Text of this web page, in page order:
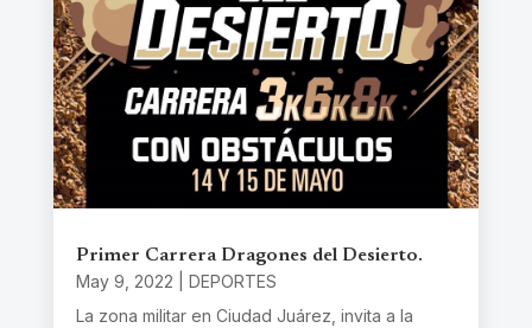
Primer Carrera Dragones del Desierto.
May 9, 2022
DEPORTES
La zona militar en Ciudad Juárez, invita a la